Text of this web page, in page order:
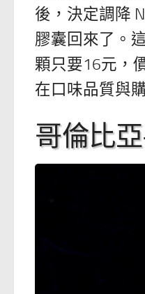
後，決定調降
膠囊回來了。
顆只要16元，
在口味品質與
哥倫比